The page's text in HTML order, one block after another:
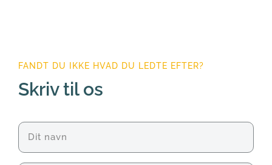
FANDT DU IKKE HVAD DU LEDTE EFTER?
Skriv til os
Navn